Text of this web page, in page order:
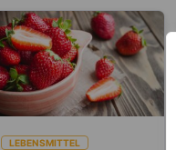
LEBENSMITTEL